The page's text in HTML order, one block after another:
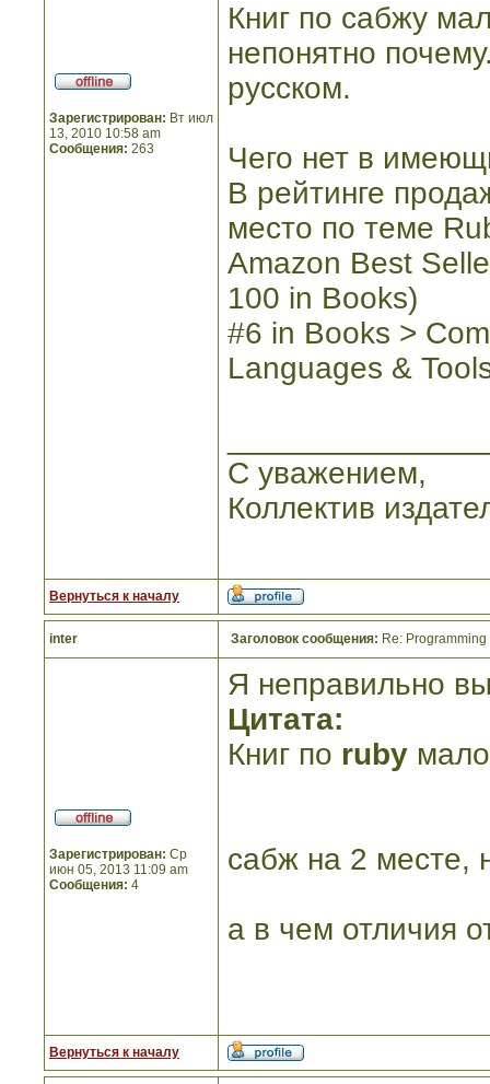
Зарегистрирован: Вт июл
13, 2010 10:58 am
Сообщения: 263
Книг по сабжу
непонятно
русском.
Чего нет в
В рейтинге
место по теме
Amazon Best
100 in Books)
#6 in Books >
Languages &
С уважением,
Коллектив
Вернуться к началу
inter Заголовок сообщения: Re:
Зарегистрирован: Ср
июн 05, 2013 11:09 am
Сообщения: 4
Я неправильно
Цитата:
Книг по ruby
сабж на 2 месте,
а в чем отличия
Вернуться к началу